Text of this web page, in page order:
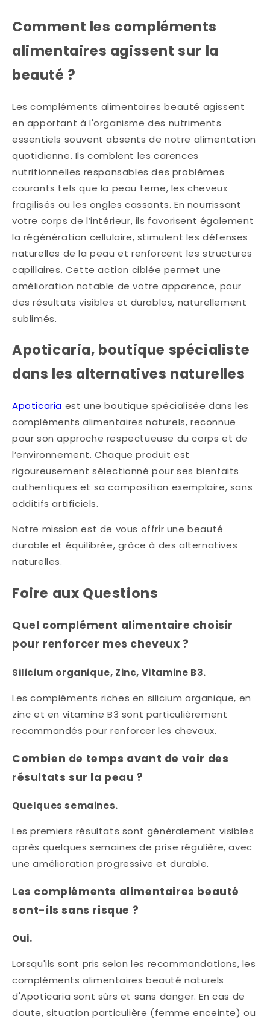
Comment les compléments
alimentaires agissent sur la
beauté ?
Les compléments alimentaires beauté agissent
en apportant à l'organisme des nutriments
essentiels souvent absents de notre alimentation
quotidienne. Ils comblent les carences
nutritionnelles responsables des problèmes
courants tels que la peau terne, les cheveux
fragilisés ou les ongles cassants. En nourrissant
votre corps de l’intérieur, ils favorisent également
la régénération cellulaire, stimulent les défenses
naturelles de la peau et renforcent les structures
capillaires. Cette action ciblée permet une
amélioration notable de votre apparence, pour
des résultats visibles et durables, naturellement
sublimés.
Apoticaria, boutique spécialiste
dans les alternatives naturelles
Apoticaria est une boutique spécialisée dans les
compléments alimentaires naturels, reconnue
pour son approche respectueuse du corps et de
l’environnement. Chaque produit est
rigoureusement sélectionné pour ses bienfaits
authentiques et sa composition exemplaire, sans
additifs artificiels.
Notre mission est de vous offrir une beauté
durable et équilibrée, grâce à des alternatives
naturelles.
Foire aux Questions
Quel complément alimentaire choisir
pour renforcer mes cheveux ?
Silicium organique, Zinc, Vitamine B3.
Les compléments riches en silicium organique, en
zinc et en vitamine B3 sont particulièrement
recommandés pour renforcer les cheveux.
Combien de temps avant de voir des
résultats sur la peau ?
Quelques semaines.
Les premiers résultats sont généralement visibles
après quelques semaines de prise régulière, avec
une amélioration progressive et durable.
Les compléments alimentaires beauté
sont-ils sans risque ?
Oui.
Lorsqu'ils sont pris selon les recommandations, les
compléments alimentaires beauté naturels
d'Apoticaria sont sûrs et sans danger. En cas de
doute, situation particulière (femme enceinte) ou